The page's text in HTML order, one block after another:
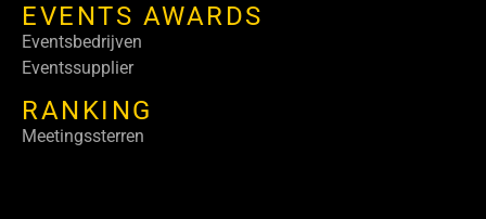
EVENTS AWARDS
Eventsbedrijven
Eventssupplier
RANKING
Meetingssterren